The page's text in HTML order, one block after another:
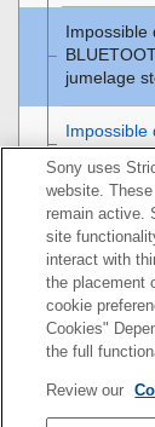
Impossible
jumelage
Impossible
de
Impossible
de
Pour plus
Sony uses
website.
remain active.
site
interact with
the placement
cookie
Cookies"
the full
Review our